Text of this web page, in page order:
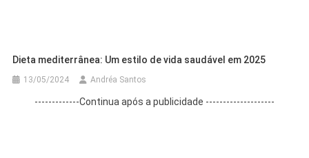
Dieta mediterrânea: Um estilo de vida saudável em 2025
13/05/2024 Andréa Santos
-------------Continua após a publicidade --------------------